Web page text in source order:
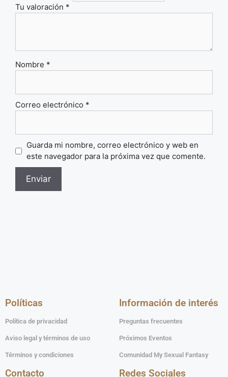
Tu valoración *
Nombre *
Correo electrónico *
Guarda mi nombre, correo electrónico y web en
este navegador para la próxima vez que comente.
Políticas
Política de privacidad
Aviso legal y términos de uso
Términos y condiciones
Información de interés
Preguntas frecuentes
Próximos Eventos
Comunidad My Sexual Fantasy
Contacto Redes Sociales